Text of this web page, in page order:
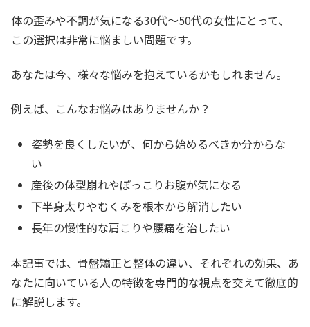
体の歪みや不調が気になる30代～50代の女性にとって、
この選択は非常に悩ましい問題です。
あなたは今、様々な悩みを抱えているかもしれません。
例えば、こんなお悩みはありませんか？
姿勢を良くしたいが、何から始めるべきか分からな
い
産後の体型崩れやぽっこりお腹が気になる
下半身太りやむくみを根本から解消したい
長年の慢性的な肩こりや腰痛を治したい
本記事では、骨盤矯正と整体の違い、それぞれの効果、あ
なたに向いている人の特徴を専門的な視点を交えて徹底的
に解説します。